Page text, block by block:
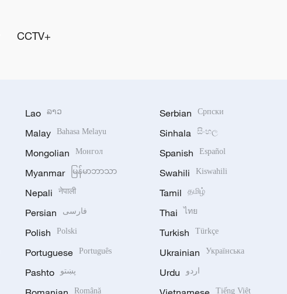
CCTV+
Lao ລາວ
Malay Bahasa Melayu
Mongolian Монгол
Myanmar မြန်မာဘာသာ
Nepali नेपाली
Persian فارسی
Polish Polski
Portuguese Português
Pashto پښتو
Română
Serbian Српски
Sinhala සිංහල
Spanish Español
Swahili Kiswahili
Tamil தமிழ்
Thai ไทย
Turkish Türkçe
Ukrainian Українська
Urdu اردو
Tiếng Việt